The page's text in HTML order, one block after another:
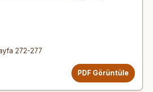
272-277
PDF Görüntüle